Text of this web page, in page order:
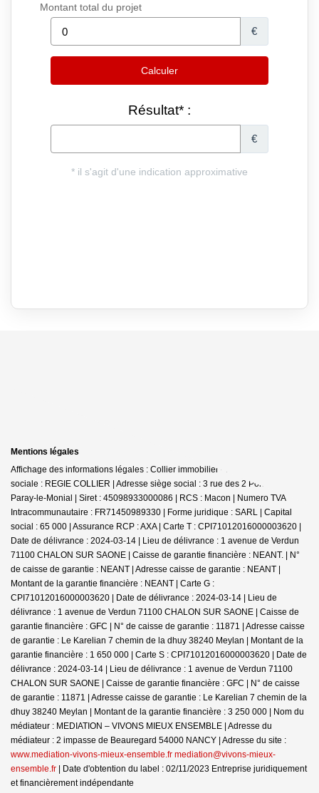
Mentions légales
Affichage des informations légales : Collier immobilier - Paray | Raison
sociale : REGIE COLLIER | Adresse siège social : 3 rue des 2 Ponts - 71600
Paray-le-Monial | Siret : 45098933000086 | RCS : Macon | Numero TVA
Intracommunautaire : FR71450989330 | Forme juridique : SARL | Capital
social : 65 000 | Assurance RCP : AXA | Carte T : CPI71012016000003620 |
Date de délivrance : 2024-03-14 | Lieu de délivrance : 1 avenue de Verdun
71100 CHALON SUR SAONE | Caisse de garantie financière : NEANT. | N°
de caisse de garantie : NEANT | Adresse caisse de garantie : NEANT |
Montant de la garantie financière : NEANT | Carte G :
CPI71012016000003620 | Date de délivrance : 2024-03-14 | Lieu de
délivrance : 1 avenue de Verdun 71100 CHALON SUR SAONE | Caisse de
garantie financière : GFC | N° de caisse de garantie : 11871 | Adresse caisse
de garantie : Le Karelian 7 chemin de la dhuy 38240 Meylan | Montant de la
garantie financière : 1 650 000 | Carte S : CPI71012016000003620 | Date de
délivrance : 2024-03-14 | Lieu de délivrance : 1 avenue de Verdun 71100
CHALON SUR SAONE | Caisse de garantie financière : GFC | N° de caisse
de garantie : 11871 | Adresse caisse de garantie : Le Karelian 7 chemin de la
dhuy 38240 Meylan | Montant de la garantie financière : 3 250 000 | Nom du
médiateur : MEDIATION – VIVONS MIEUX ENSEMBLE | Adresse du
médiateur : 2 impasse de Beauregard 54000 NANCY | Adresse du site :
www.mediation-vivons-mieux-ensemble.fr mediation@vivons-mieux-
ensemble.fr | Date d'obtention du label : 02/11/2023 Entreprise juridiquement
et financièrement indépendante